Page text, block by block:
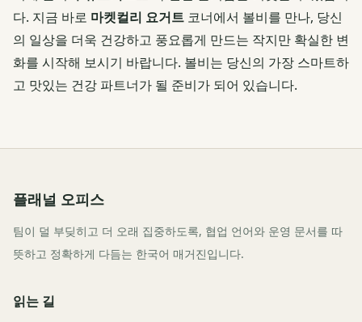
다. 지금 바로 마켓컬리 요거트 코너에서 볼비를 만나, 당신
의 일상을 더욱 건강하고 풍요롭게 만드는 작지만 확실한 변
화를 시작해 보시기 바랍니다. 볼비는 당신의 가장 스마트하
고 맛있는 건강 파트너가 될 준비가 되어 있습니다.
플래널 오피스
팀이 덜 부딪히고 더 오래 집중하도록, 협업 언어와 운영 문서를 따
뜻하고 정확하게 다듬는 한국어 매거진입니다.
읽는 길